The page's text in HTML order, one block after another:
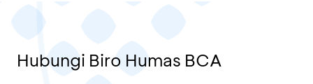
Hubungi Biro Humas BCA